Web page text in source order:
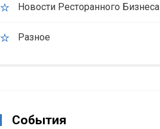
Новости Ресторанного Бизнеса
Разное
События